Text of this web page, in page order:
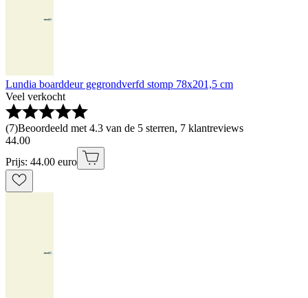
Lundia boarddeur gegrondverfd stomp 78x201,5 cm
Veel verkocht
(7)Beoordeeld met 4.3 van de 5 sterren, 7 klantreviews
44.00
Prijs: 44.00 euro